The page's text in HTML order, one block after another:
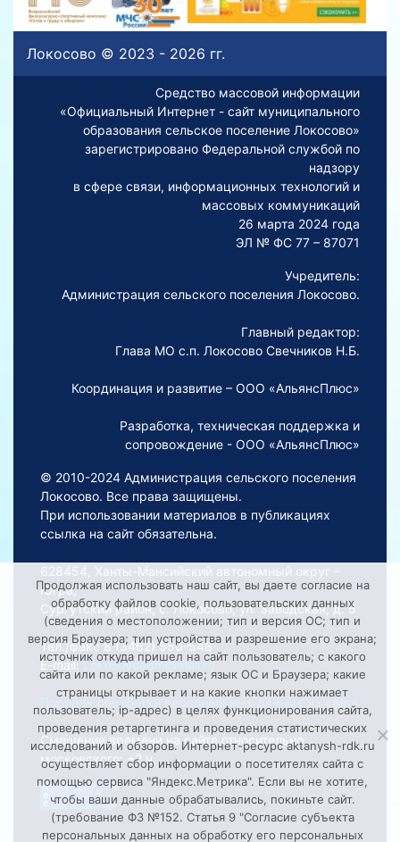
Локосово © 2023 - 2026 гг.
Средство массовой информации
«Официальный Интернет - сайт муниципального
образования сельское поселение Локосово»
зарегистрировано Федеральной службой по
надзору
в сфере связи, информационных технологий и
массовых коммуникаций
26 марта 2024 года
ЭЛ № ФС 77 – 87071
Учредитель:
Администрация сельского поселения Локосово.
Главный редактор:
Глава МО с.п. Локосово Свечников Н.Б.
Координация и развитие – ООО «АльянсПлюс»
Разработка, техническая поддержка и
сопровождение - ООО «АльянсПлюс»
© 2010-2024 Администрация сельского поселения
Локосово. Все права защищены.
При использовании материалов в публикациях
ссылка на сайт обязательна.
628454, Ханты-Мансийский автономный округ –
Югра,
Сургутский район, с. Локосово, ул. Заводская, д. 5
Тел./факс 8 (3462) 550-548
E-mail:Lokosovoadm@mail.ru
Порядок обработки персональных данных на сайте
Смещение времени на сайте относительно
московского: +2 ч.
Продолжая использовать наш сайт, вы даете согласие на
обработку файлов cookie, пользовательских данных
(сведения о местоположении; тип и версия ОС; тип и
версия Браузера; тип устройства и разрешение его экрана;
источник откуда пришел на сайт пользователь; с какого
сайта или по какой рекламе; язык ОС и Браузера; какие
страницы открывает и на какие кнопки нажимает
пользователь; ip-адрес) в целях функционирования сайта,
проведения ретаргетинга и проведения статистических
исследований и обзоров. Интернет-ресурс aktanysh-rdk.ru
осуществляет сбор информации о посетителях сайта с
помощью сервиса "Яндекс.Метрика". Если вы не хотите,
чтобы ваши данные обрабатывались, покиньте сайт.
(требование ФЗ №152. Статья 9 "Согласие субъекта
персональных данных на обработку его персональных